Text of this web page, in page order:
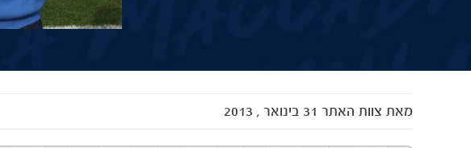
מאת צוות האתר 31 בינואר , 2013